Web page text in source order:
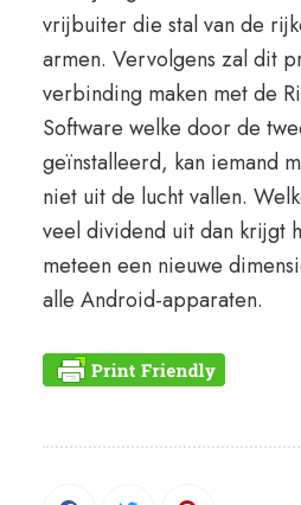
vrijbuiter die stal van de
armen. Vervolgens zal dit
verbinding maken met de
Software welke door de
geïnstalleerd, kan iemand
niet uit de lucht vallen.
veel dividend uit dan krijgt
meteen een nieuwe
alle Android-apparaten.